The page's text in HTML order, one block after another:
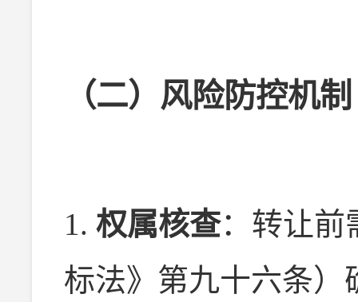
（二）风险防控机制
1. 权属核查：转让前
标法》第九十六条）